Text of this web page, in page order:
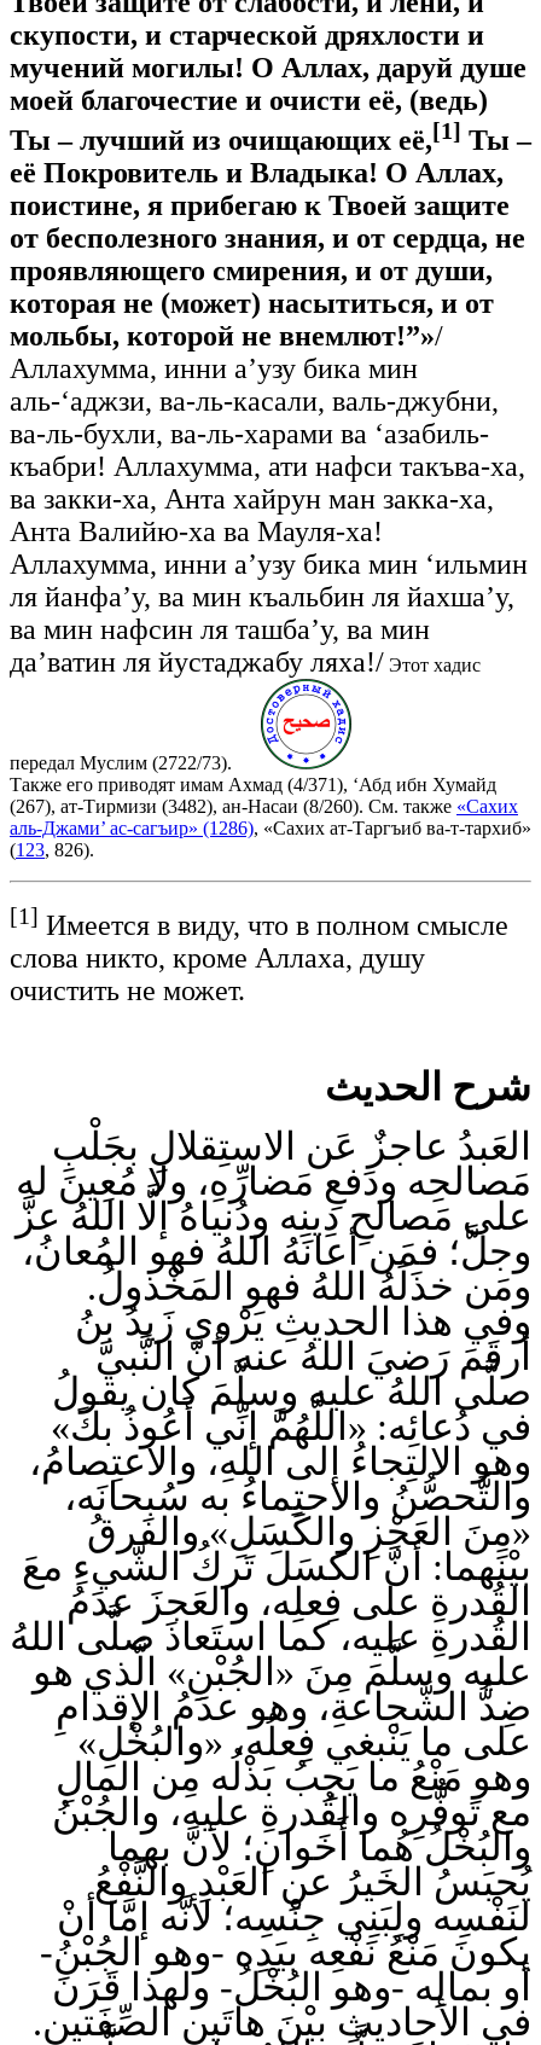
скупости, и старческой дряхлости и
мучений могилы! О Аллах, даруй душе
моей благочестие и очисти её, (ведь)
Ты – лучший из очищающих её,[1] Ты –
её Покровитель и Владыка! О Аллах,
поистине, я прибегаю к Твоей защите
от бесполезного знания, и от сердца, не
проявляющего смирения, и от души,
которая не (может) насытиться, и от
мольбы, которой не внемлют!”»/
Аллахумма, инни а’узу бика мин
аль-‘аджзи, ва-ль-касали, валь-джубни,
ва-ль-бухли, ва-ль-харами ва ‘азабиль-
къабри! Аллахумма, ати нафси такъва-ха,
ва закки-ха, Анта хайрун ман закка-ха,
Анта Валийю-ха ва Мауля-ха!
Аллахумма, инни а’узу бика мин ‘ильмин
ля йанфа’у, ва мин къальбин ля йахша’у,
ва мин нафсин ля ташба’у, ва мин
да’ватин ля йустаджабу ляха!/ Этот хадис
передал Муслим (2722/73).
Также его приводят имам Ахмад (4/371), ‘Абд ибн Хумайд
(267), ат-Тирмизи (3482), ан-Насаи (8/260). См. также «Сахих
аль-Джами’ ас-сагъир» (1286), «Сахих ат-Таргъиб ва-т-тархиб»
(123, 826).
[1] Имеется в виду, что в полном смысле
слова никто, кроме Аллаха, душу
очистить не может.
شرح الحديث
العَبدُ عاجزٌ عَن الاستِقلالِ بجَلْبِ
مَصالحِه ودَفعِ مَضارِّهِ، ولا مُعِينَ له
على مَصالحِ دِينِه ودُنياهُ إلَّا اللهُ عزَّ
وجلَّ؛ فمَن أعانَهُ اللهُ فهو المُعانُ،
ومَن خذَلَهُ اللهُ فهو المَخْذولُ.
وفي هذا الحديثِ يَرْوي زَيدُ بنُ
أرقَمَ رَضيَ اللهُ عنه أنَّ النَّبيَّ
صلَّى اللهُ عليه وسلَّمَ كان يقولُ
في دُعائِه: «اللَّهُمَّ إنِّي أَعُوذُ بكَ»
وهو الالتِجاءُ إلى اللهِ، والاعتِصامُ،
والتَّحصُّنُ والاحتِماءُ به سُبحانَه،
«مِنَ العَجْزِ والكَسَلِ» والفَرقُ
بيْنَهما: أنَّ الكسَلَ تَركُ الشَّيءِ معَ
القُدرةِ على فِعلِه، والعَجزَ عدَمُ
القُدرةِ عليه، كما استَعاذَ صلَّى اللهُ
عليه وسلَّمَ مِنَ «الجُبْنِ» الَّذي هو
ضِدُّ الشَّجاعةِ، وهو عدَمُ الإقدامِ
على ما يَنْبغي فِعلُه، «والبُخْلِ»
وهو مَنْعُ ما يَجِبُ بَذْلُه مِن المالِ
مع تَوفُّرِه والقُدرةِ عليه، والجُبْنُ
والبُخْلُ هُما أَخَوانِ؛ لأنَّ بهما
يُحبَسُ الخَيرُ عنِ العَبْدِ والنَّفْعُ
لنَفْسِه ولِبَنِي جِنْسِه؛ لأنَّه إمَّا أنْ
يكونَ مَنْعُ نَفْعِه بيَدِه -وهو الجُبْنُ-
أو بمالِه -وهو البُخْلُ- ولهذا قَرَنَ
في الأحاديثِ بيْنَ هاتَينِ الصِّفَتينِ.